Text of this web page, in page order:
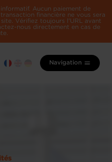
Aucun paiement de
financière ne vous sera
Vérifiez toujours l'URL avant
nous directement en cas de
Navigation